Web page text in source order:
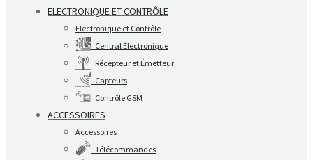
ELECTRONIQUE ET CONTRÔLE
Electronique et Contrôle
Central Électronique
Récepteur et Émetteur
Capteurs
Contrôle GSM
ACCESSOIRES
Accessoires
Télécommandes